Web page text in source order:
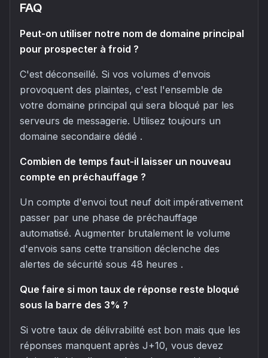
FAQ
Peut-on utiliser notre nom de domaine principal
pour prospecter à froid ?
C'est déconseillé. Si vos volumes d'envois
provoquent des plaintes, c'est l'ensemble de
votre domaine principal qui sera bloqué par les
serveurs de messagerie. Utilisez toujours un
domaine secondaire dédié .
Combien de temps faut-il laisser un nouveau
compte en préchauffage ?
Un compte d'envoi tout neuf doit impérativement
passer par une phase de préchauffage
automatisé. Augmenter brutalement le volume
d'envois sans cette transition déclenche des
alertes de sécurité sous 48 heures .
Que faire si mon taux de réponse reste bloqué
sous la barre des 3% ?
Si votre taux de délivrabilité est bon mais que les
réponses manquent après J+10, vous devez